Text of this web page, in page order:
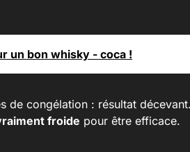
un bon whisky - coca !
de congélation : résultat
froide pour être efficace.